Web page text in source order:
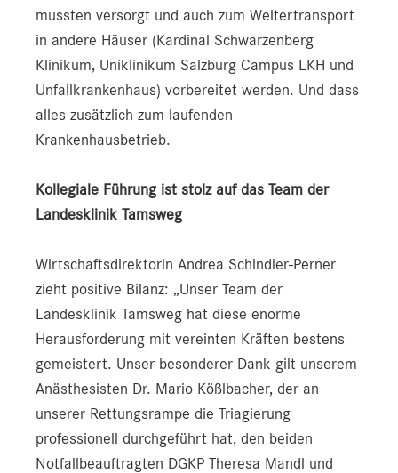
mussten versorgt und auch zum Weitertransport
in andere Häuser (Kardinal Schwarzenberg
Klinikum, Uniklinikum Salzburg Campus LKH und
Unfallkrankenhaus) vorbereitet werden. Und dass
alles zusätzlich zum laufenden
Krankenhausbetrieb.
Kollegiale Führung ist stolz auf das Team der
Landesklinik Tamsweg
Wirtschaftsdirektorin Andrea Schindler-Perner
zieht positive Bilanz: „Unser Team der
Landesklinik Tamsweg hat diese enorme
Herausforderung mit vereinten Kräften bestens
gemeistert. Unser besonderer Dank gilt unserem
Anästhesisten Dr. Mario Kößlbacher, der an
unserer Rettungsrampe die Triagierung
professionell durchgeführt hat, den beiden
Notfallbeauftragten DGKP Theresa Mandl und